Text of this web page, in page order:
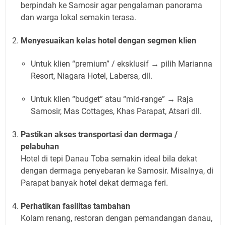
berpindah ke Samosir agar pengalaman panorama
dan warga lokal semakin terasa.
Menyesuaikan kelas hotel dengan segmen klien
Untuk klien “premium” / eksklusif → pilih Marianna
Resort, Niagara Hotel, Labersa, dll.
Untuk klien “budget” atau “mid-range” → Raja
Samosir, Mas Cottages, Khas Parapat, Atsari dll.
Pastikan akses transportasi dan dermaga /
pelabuhan
Hotel di tepi Danau Toba semakin ideal bila dekat
dengan dermaga penyebaran ke Samosir. Misalnya, di
Parapat banyak hotel dekat dermaga feri.
Perhatikan fasilitas tambahan
Kolam renang, restoran dengan pemandangan danau,